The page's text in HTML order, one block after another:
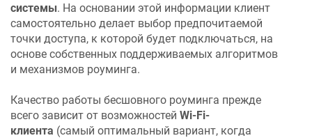
системы. На основании этой информации клиент
самостоятельно делает выбор предпочитаемой
точки доступа, к которой будет подключаться, на
основе собственных поддерживаемых алгоритмов
и механизмов роуминга.
Качество работы бесшовного роуминга прежде
всего зависит от возможностей Wi-Fi-
клиента (самый оптимальный вариант, когда